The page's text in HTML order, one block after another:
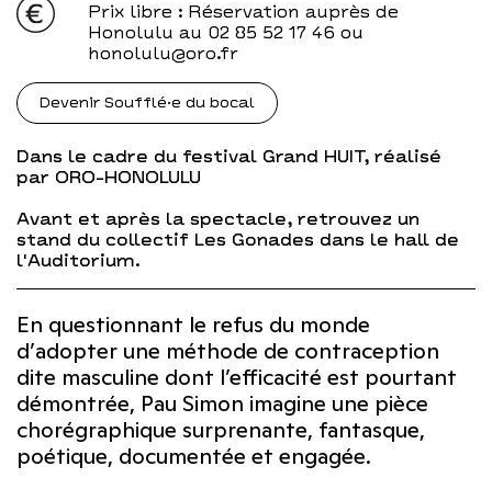
Prix libre : Réservation auprès de
Honolulu au 02 85 52 17 46 ou
honolulu@oro.fr
Devenir Soufflé·e du bocal
Dans le cadre du festival Grand HUIT, réalisé
par ORO-HONOLULU
Avant et après la spectacle, retrouvez un
stand du collectif Les Gonades dans le hall de
l'Auditorium.
En questionnant le refus du monde
d’adopter une méthode de contraception
dite masculine dont l’efficacité est pourtant
démontrée, Pau Simon imagine une pièce
chorégraphique surprenante, fantasque,
poétique, documentée et engagée.